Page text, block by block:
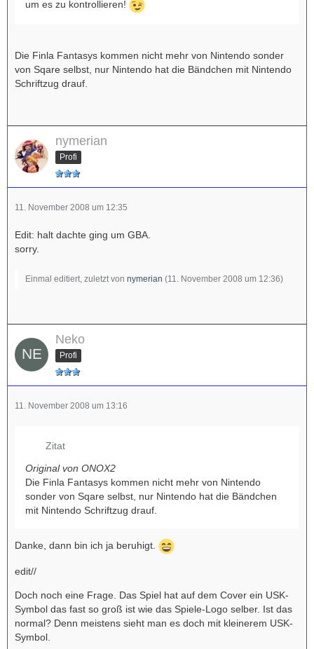
um es zu kontrollieren!
Die Finla Fantasys kommen nicht mehr von Nintendo sonder
von Sqare selbst, nur Nintendo hat die Bändchen mit Nintendo
Schriftzug drauf.
nymerian
Profi
11. November 2008 um 12:35
Edit: halt dachte ging um GBA.
sorry.
Einmal editiert, zuletzt von nymerian (11. November 2008 um 12:36)
Neko
Profi
11. November 2008 um 13:16
Zitat
Original von ONOX2
Die Finla Fantasys kommen nicht mehr von Nintendo
sonder von Sqare selbst, nur Nintendo hat die Bändchen
mit Nintendo Schriftzug drauf.
Danke, dann bin ich ja beruhigt.
edit//
Doch noch eine Frage. Das Spiel hat auf dem Cover ein USK-
Symbol das fast so groß ist wie das Spiele-Logo selber. Ist das
normal? Denn meistens sieht man es doch mit kleinerem USK-
Symbol.